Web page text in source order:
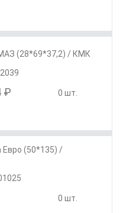
(28*69*37,2) / КМК
₽ 0 шт.
Евро (50*135) /
0 шт.